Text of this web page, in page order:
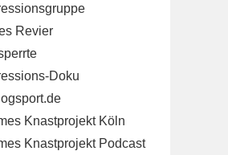
Revier
Doku
Knastprojekt Köln
Knastprojekt Podcast